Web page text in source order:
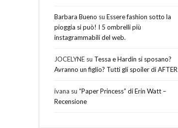
Barbara Bueno su Essere fashion sotto la
pioggia si può! I 5 ombrelli più
instagrammabili del web.
JOCELYNE su Tessa e Hardin si sposano?
Avranno un figlio? Tutti gli spoiler di AFTER
ivana su “Paper Princess” di Erin Watt –
Recensione